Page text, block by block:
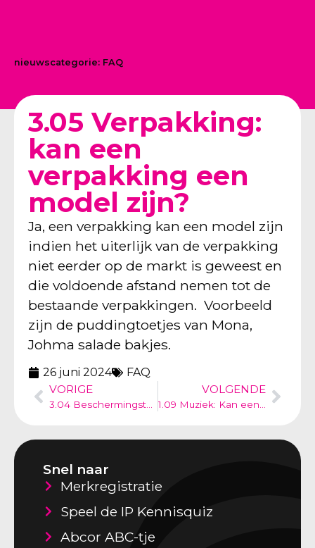
nieuwscategorie: FAQ
3.05 Verpakking:
kan een
verpakking een
model zijn?
Ja, een verpakking kan een model zijn
indien het uiterlijk van de verpakking
niet eerder op de markt is geweest en
die voldoende afstand nemen tot de
bestaande verpakkingen. Voorbeeld
zijn de puddingtoetjes van Mona,
Johma salade bakjes.
26 juni 2024
FAQ
VORIGE
3.04 Beschermingstermijn: hoe lang is een modelregistratie geldig?
VOLGENDE
1.09 Muziek: Kan een muziektune een merk zijn?
Snel naar
Merkregistratie
Speel de IP Kennisquiz
Abcor ABC-tje